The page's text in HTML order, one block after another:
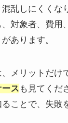
乱しにくくな
対象者、費用
あります。
メリットだけ
ースも見てくだ
ことで、失敗